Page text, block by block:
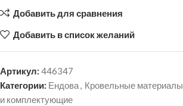
Добавить для сравнения
Добавить в список желаний
Артикул: 446347
Категории: Ендова, Кровельные материалы
и комплектующие